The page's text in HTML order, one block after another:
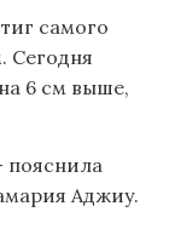
самого
Сегодня
6 см выше,
пояснила
Аджиу.